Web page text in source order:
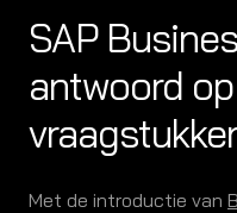
SAP
antwoord
Met de introductie van